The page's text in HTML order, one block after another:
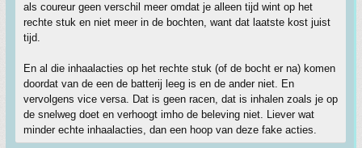
als coureur geen verschil meer omdat je alleen tijd wint op het
rechte stuk en niet meer in de bochten, want dat laatste kost juist
tijd.
En al die inhaalacties op het rechte stuk (of de bocht er na) komen
doordat van de een de batterij leeg is en de ander niet. En
vervolgens vice versa. Dat is geen racen, dat is inhalen zoals je op
de snelweg doet en verhoogt imho de beleving niet. Liever wat
minder echte inhaalacties, dan een hoop van deze fake acties.